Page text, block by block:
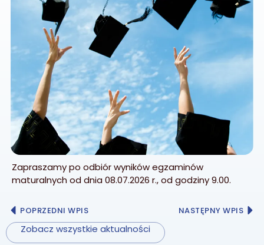
Zapraszamy po odbiór wyników egzaminów
maturalnych od dnia 08.07.2026 r., od godziny 9.00.
POPRZEDNI WPIS NASTĘPNY WPIS
Zobacz wszystkie aktualności